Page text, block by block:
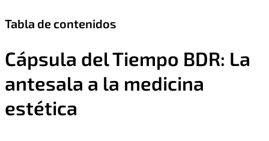
Tabla de contenidos
Cápsula del Tiempo BDR: La
antesala a la medicina
estética